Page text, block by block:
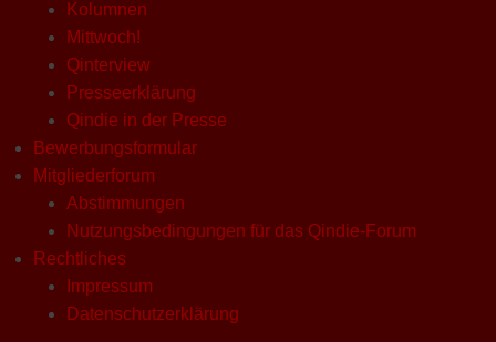
Kolumnen
Mittwoch!
Qinterview
Presseerklärung
Qindie in der Presse
Bewerbungsformular
Mitgliederforum
Abstimmungen
Nutzungsbedingungen für das Qindie-Forum
Rechtliches
Impressum
Datenschutzerklärung